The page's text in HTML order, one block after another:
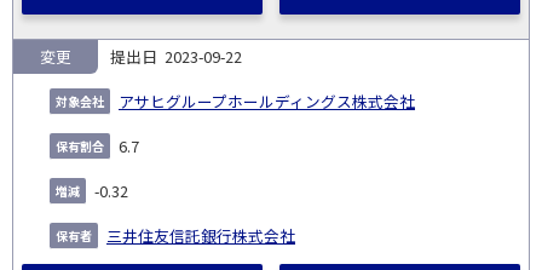
2023-09-22
アサヒグループホールディングス株式会社
変更
6.7
-0.32
三井住友信託銀行株式会社